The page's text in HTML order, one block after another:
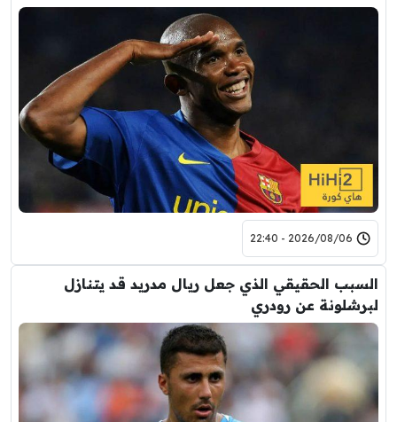
2026/08/06 - 22:40
السبب الحقيقي الذي جعل ريال مدريد قد يتنازل
لبرشلونة عن رودري